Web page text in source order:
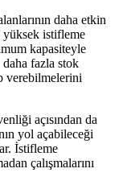
daha etkin
yüksek istifleme
kapasiteyle
daha fazla stok
verebilmelerini
açısından da
yol açabileceği
İstifleme
çalışmalarını